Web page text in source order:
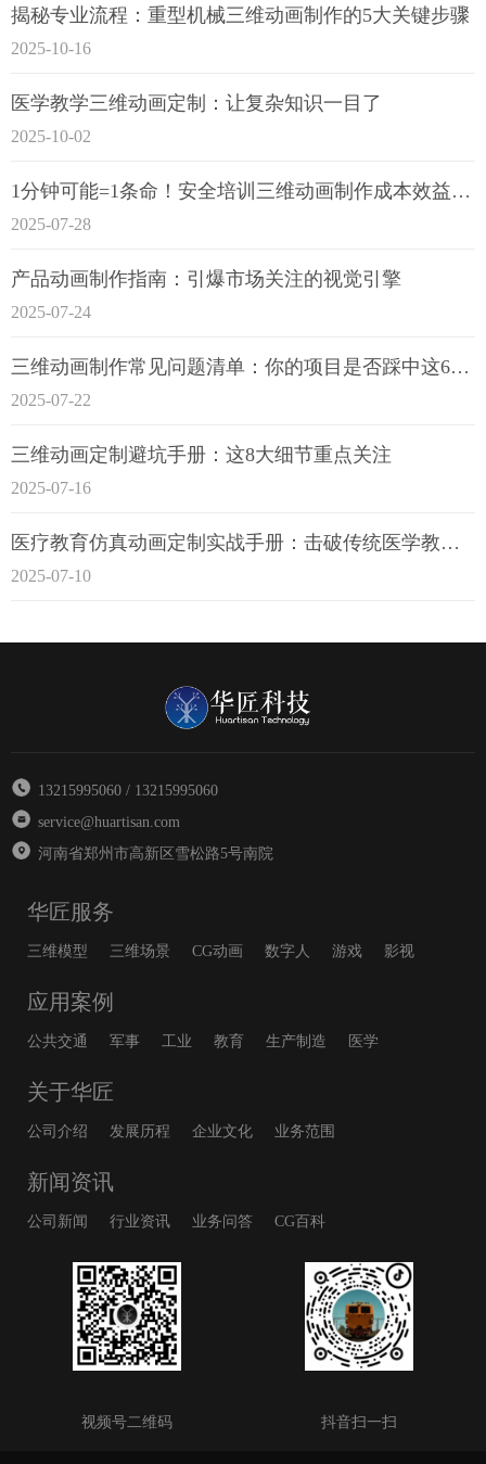
揭秘专业流程：重型机械三维动画制作的5大关键步骤
2025-10-16
医学教学三维动画定制：让复杂知识一目了
2025-10-02
1分钟可能=1条命！安全培训三维动画制作成本效益深度拆解
2025-07-28
产品动画制作指南：引爆市场关注的视觉引擎
2025-07-24
三维动画制作常见问题清单：你的项目是否踩中这6大技术雷区？
2025-07-22
三维动画定制避坑手册：这8大细节重点关注
2025-07-16
医疗教育仿真动画定制实战手册：击破传统医学教育7大痛点
2025-07-10
13215995060 / 13215995060
service@huartisan.com
河南省郑州市高新区雪松路5号南院
华匠服务
三维模型 三维场景 CG动画 数字人 游戏 影视
应用案例
公共交通 军事 工业 教育 生产制造 医学
关于华匠
公司介绍 发展历程 企业文化 业务范围
新闻资讯
公司新闻 行业资讯 业务问答 CG百科
视频号二维码 抖音扫一扫